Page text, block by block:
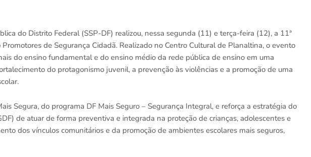
do Distrito Federal (SSP-DF) realizou, nessa segunda (11) e terça-feira (12), a 11ª
de Segurança Cidadã. Realizado no Centro Cultural de Planaltina, o evento
do ensino fundamental e do ensino médio da rede pública de ensino em uma
do protagonismo juvenil, a prevenção às violências e a promoção de uma
Segura, do programa DF Mais Seguro – Segurança Integral, e reforça a estratégia do
de atuar de forma preventiva e integrada na proteção de crianças, adolescentes e
dos vínculos comunitários e da promoção de ambientes escolares mais seguros,